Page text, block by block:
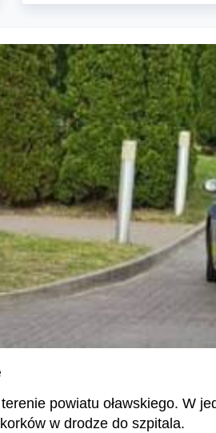
powiatu oławskiego. W
w drodze do szpitala.